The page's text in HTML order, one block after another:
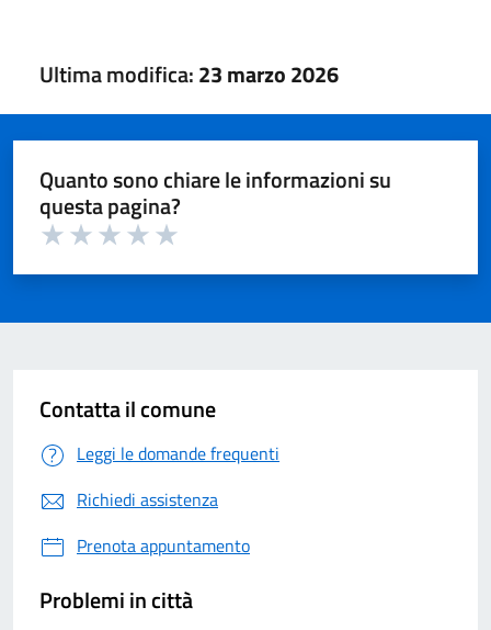
Ultima modifica:23 marzo 2026
Quanto sono chiare le informazioni su
questa pagina?
Contatta il comune
Leggi le domande frequenti
Richiedi assistenza
Prenota appuntamento
Problemi in città